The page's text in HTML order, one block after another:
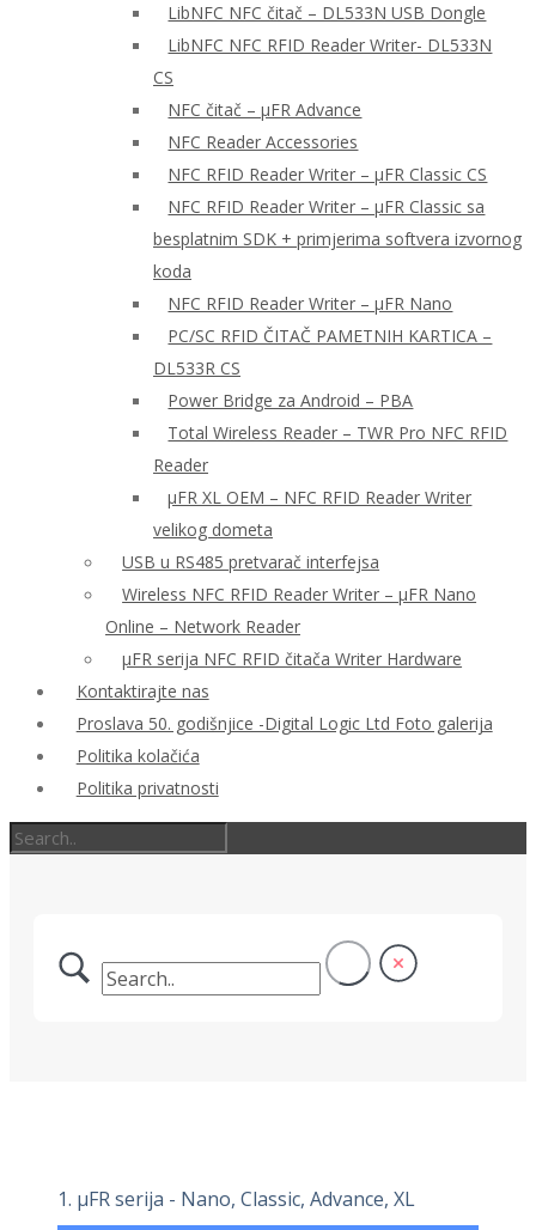
LibNFC NFC čitač – DL533N USB Dongle
LibNFC NFC RFID Reader Writer- DL533N
CS
NFC čitač – μFR Advance
NFC Reader Accessories
NFC RFID Reader Writer – μFR Classic CS
NFC RFID Reader Writer – μFR Classic sa
besplatnim SDK + primjerima softvera izvornog
koda
NFC RFID Reader Writer – μFR Nano
PC/SC RFID ČITAČ PAMETNIH KARTICA –
DL533R CS
Power Bridge za Android – PBA
Total Wireless Reader – TWR Pro NFC RFID
Reader
µFR XL OEM – NFC RFID Reader Writer
velikog dometa
USB u RS485 pretvarač interfejsa
Wireless NFC RFID Reader Writer – μFR Nano
Online – Network Reader
μFR serija NFC RFID čitača Writer Hardware
Kontaktirajte nas
Proslava 50. godišnjice -Digital Logic Ltd Foto galerija
Politika kolačića
Politika privatnosti
1. μFR serija - Nano, Classic, Advance, XL